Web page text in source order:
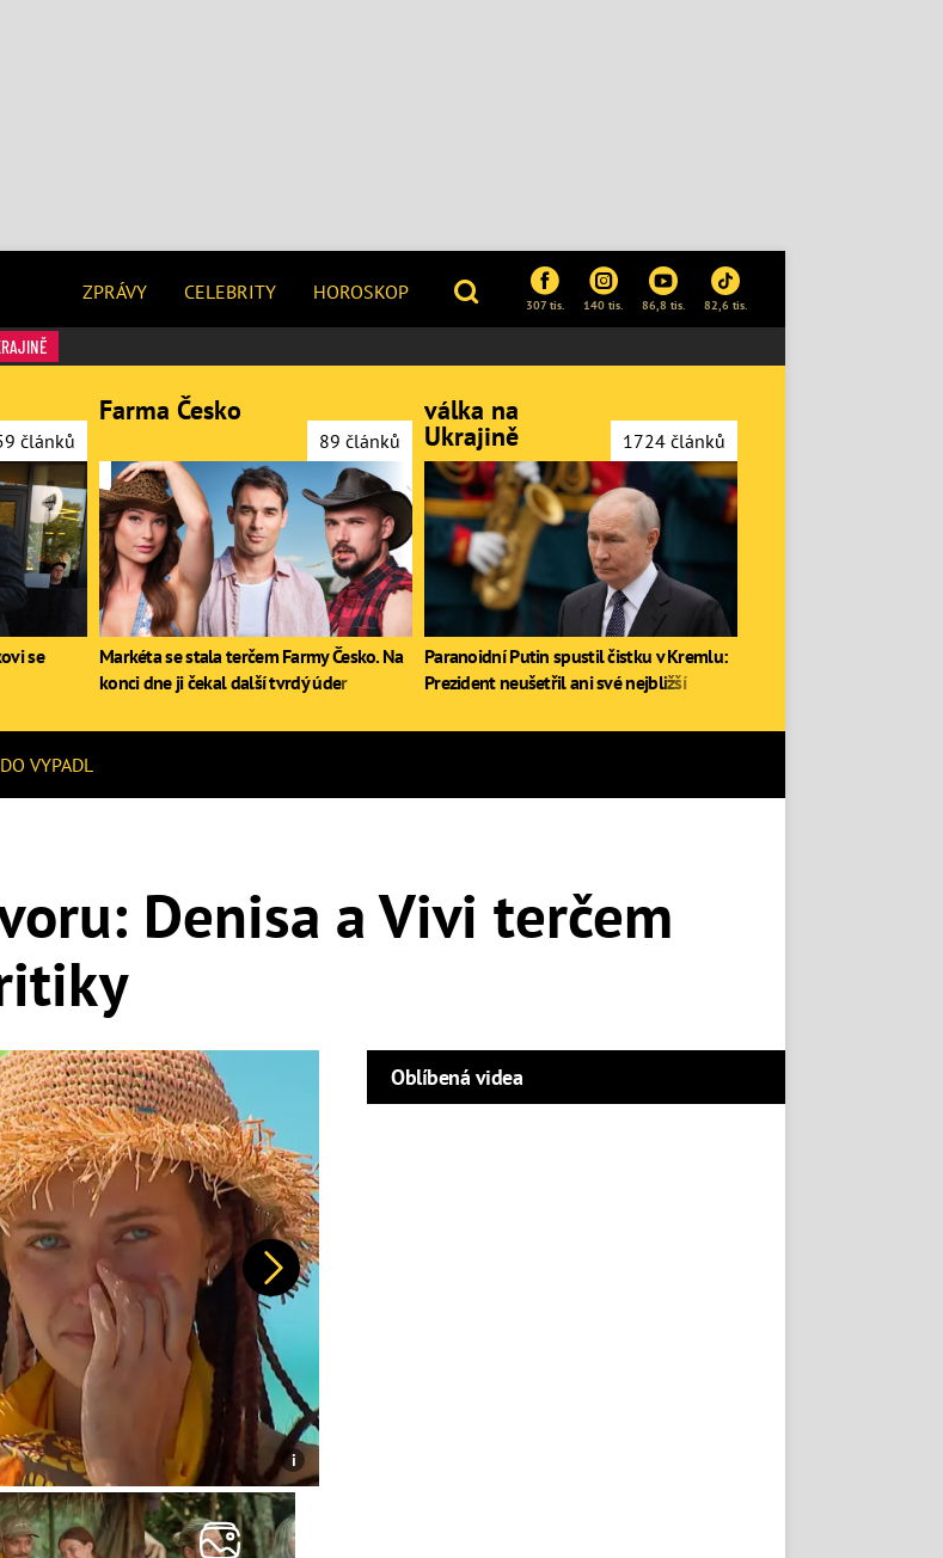
ZPRÁVY CELEBRITY HOROSKOP
307 tis. 140 tis. 86,8 tis. 82,6 tis.
VYPADL
Denisa a Vivi terčem
Další
Oblíbená videa
článků
se
Farma Česko
89 článků
Markéta se stala terčem Farmy Česko. Na
konci dne ji čekal další tvrdý úder
válka na
Ukrajině 1724 článků
Paranoidní Putin spustil čistku v Kremlu:
Prezident neušetřil ani své nejbližší